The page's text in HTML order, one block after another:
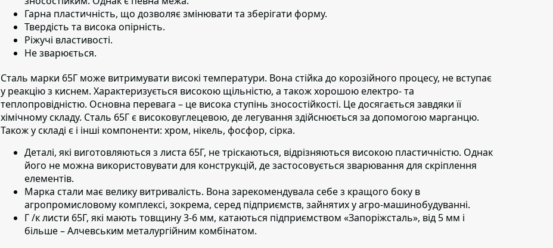
Гарна пластичність, що дозволяє змінювати та зберігати форму.
Твердість та висока опірність.
Ріжучі властивості.
Не зварюється.
Сталь марки 65Г може витримувати високі температури. Вона стійка до корозійного процесу, не вступає
у реакцію з киснем. Характеризується високою щільністю, а також хорошою електро- та
теплопровідністю. Основна перевага – це висока ступінь зносостійкості. Це досягається завдяки її
хімічному складу. Сталь 65Г є високовуглецевою, де легування здійснюється за допомогою марганцю.
Також у складі є і інші компоненти: хром, нікель, фосфор, сірка.
Деталі, які виготовляються з листа 65Г, не тріскаються, відрізняються високою пластичністю. Однак
його не можна використовувати для конструкцій, де застосовується зварювання для скріплення
елементів.
Марка стали має велику витривалість. Вона зарекомендувала себе з кращого боку в
агропромисловому комплексі, зокрема, серед підприємств, зайнятих у агро-машинобудуванні.
Г /к листи 65Г, які мають товщину 3-6 мм, катаються підприємством «Запоріжсталь», від 5 мм і
більше – Алчевським металургійним комбінатом.